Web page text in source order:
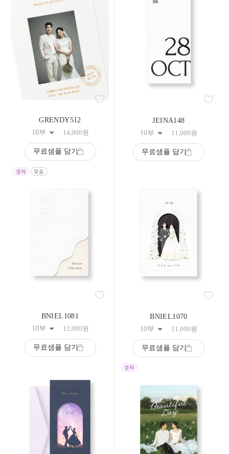
GRENDY512
10부
14,000원
무료샘플 담기
JEINA148
10부
11,000원
무료샘플 담기
BNIEL1081
10부
12,000원
무료샘플 담기
BNIEL1070
10부
11,000원
무료샘플 담기